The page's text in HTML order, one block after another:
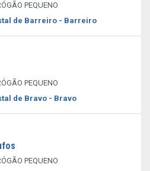
PEQUENO
de Barreiro - Barreiro
PEQUENO
de Bravo - Bravo
PEQUENO